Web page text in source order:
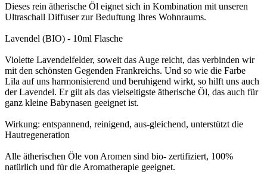
Dieses rein ätherische Öl eignet sich in Kombination mit unseren
Ultraschall Diffuser zur Beduftung Ihres Wohnraums.
Lavendel (BIO) - 10ml Flasche
Violette Lavendelfelder, soweit das Auge reicht, das verbinden wir
mit den schönsten Gegenden Frankreichs. Und so wie die Farbe
Lila auf uns harmonisierend und beruhigend wirkt, so hilft uns auch
der Lavendel. Er gilt als das vielseitigste ätherische Öl, das auch für
ganz kleine Babynasen geeignet ist.
Wirkung: entspannend, reinigend, aus-gleichend, unterstützt die
Hautregeneration
Alle ätherischen Öle von Aromen sind bio- zertifiziert, 100%
natürlich und für die Aromatherapie geeignet.